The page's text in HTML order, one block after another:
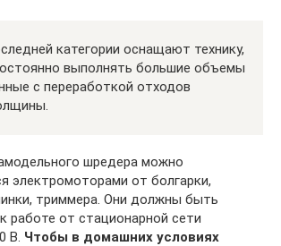
категории оснащают технику,
выполнять большие объемы
с переработкой отходов
шредера можно
электромоторами от болгарки,
триммера. Они должны быть
работе от стационарной сети
В. Чтобы в домашних условиях